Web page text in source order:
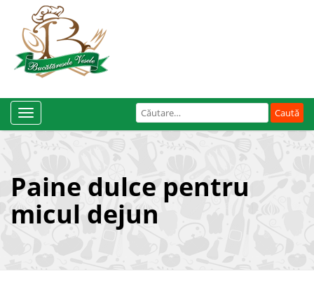
Caută
după:
Toggle
Navigation
Paine dulce pentru
micul dejun